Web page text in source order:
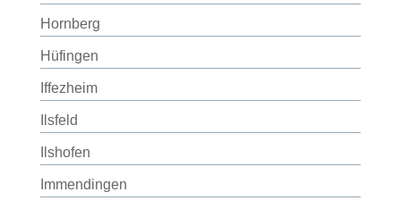
Hornberg
Hüfingen
Iffezheim
Ilsfeld
Ilshofen
Immendingen